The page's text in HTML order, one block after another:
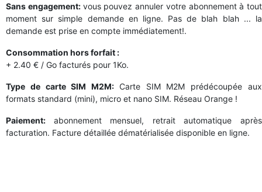
Sans engagement: vous pouvez annuler votre abonnement à tout
moment sur simple demande en ligne. Pas de blah blah ... la
demande est prise en compte immédiatement!.
Consommation hors forfait :
+ 2.40 € / Go facturés pour 1Ko.
Type de carte SIM M2M: Carte SIM M2M prédécoupée aux
formats standard (mini), micro et nano SIM. Réseau Orange !
Paiement: abonnement mensuel, retrait automatique après
facturation. Facture détaillée dématérialisée disponible en ligne.